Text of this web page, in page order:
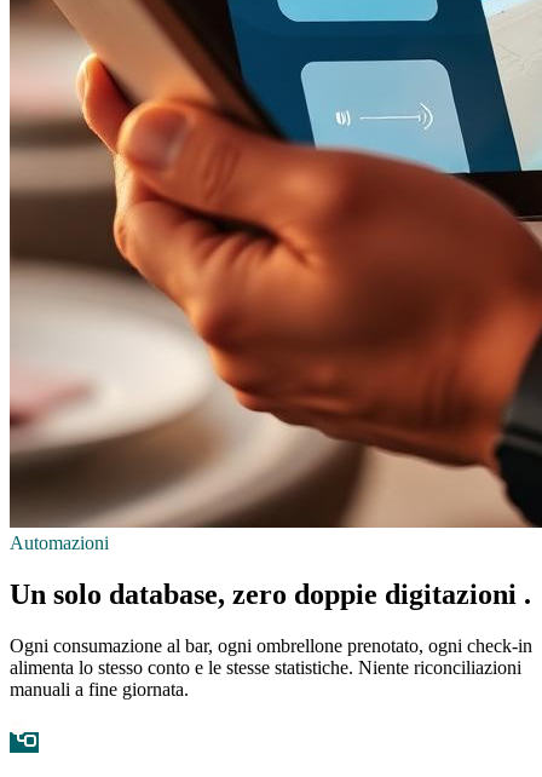
Automazioni
Un solo database, zero doppie digitazioni .
Ogni consumazione al bar, ogni ombrellone prenotato, ogni check-in
alimenta lo stesso conto e le stesse statistiche. Niente riconciliazioni
manuali a fine giornata.